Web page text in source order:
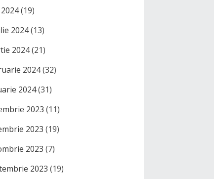
(19)
2024(13)
2024(21)
2024(32)
2024(31)
2023 (11)
2023 (19)
2023 (7)
2023 (19)